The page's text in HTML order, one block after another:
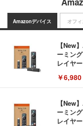
Amazonデバイス
【New
ーミン
レイヤー
￥6,980
【New
ーミン
レイヤー
オフ